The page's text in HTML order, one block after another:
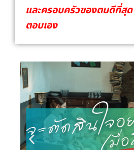
และครอบครัวของตนดีที่สุ
ตอบเอง